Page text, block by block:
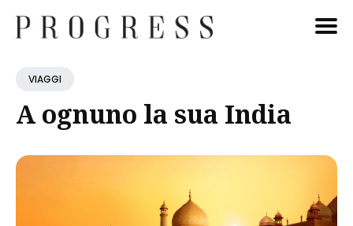
Cerca
VIAGGI
A ognuno la sua India